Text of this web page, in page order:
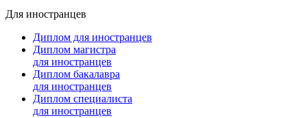
Для иностранцев
Диплом для иностранцев
Диплом магистра
для иностранцев
Диплом бакалавра
для иностранцев
Диплом специалиста
для иностранцев